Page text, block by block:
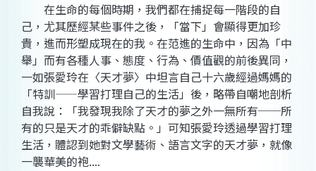
在生命的每個時期，我們都在捕捉每一階段的自
己，尤其歷經某些事件之後，「當下」會顯得更加珍
貴，進而形塑成現在的我。在范進的生命中，因為「中
舉」而有各種人事、態度、行為、價值觀的前後異同，
一如張愛玲在〈天才夢〉中坦言自己十六歲經過媽媽的
「特訓——學習打理自己的生活」後，略帶自嘲地剖析
自我說：「我發現我除了天才的夢之外一無所有──所
有的只是天才的乖僻缺點。」可知張愛玲透過學習打理
生活，體認到她對文學藝術、語言文字的天才夢，就像
一襲華美的袍....